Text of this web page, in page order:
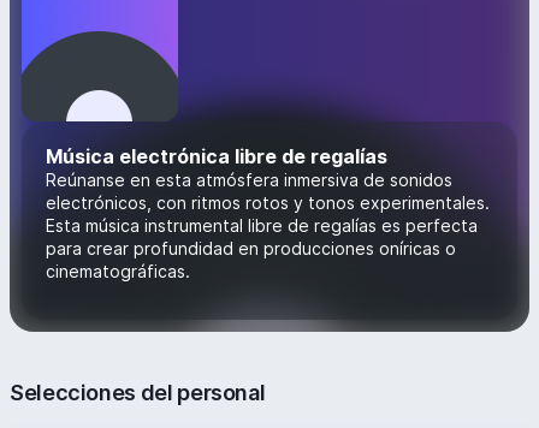
Música electrónica libre de regalías
Reúnanse en esta atmósfera inmersiva de sonidos
electrónicos, con ritmos rotos y tonos experimentales.
Esta música instrumental libre de regalías es perfecta
para crear profundidad en producciones oníricas o
cinematográficas.
Selecciones del personal